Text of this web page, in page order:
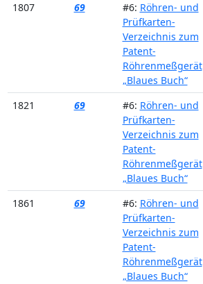
1807 69 #6: Röhren- und
Prüfkarten-
Verzeichnis zum
Patent-
Röhrenmeßgerät
„Blaues Buch“
1821 69 #6: Röhren- und
Prüfkarten-
Verzeichnis zum
Patent-
Röhrenmeßgerät
„Blaues Buch“
1861 69 #6: Röhren- und
Prüfkarten-
Verzeichnis zum
Patent-
Röhrenmeßgerät
„Blaues Buch“